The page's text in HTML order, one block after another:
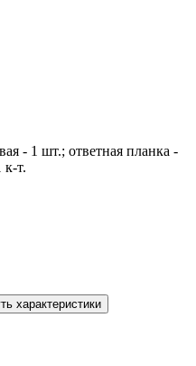
- 1 шт.; ответная планка -
к-т.
характеристики